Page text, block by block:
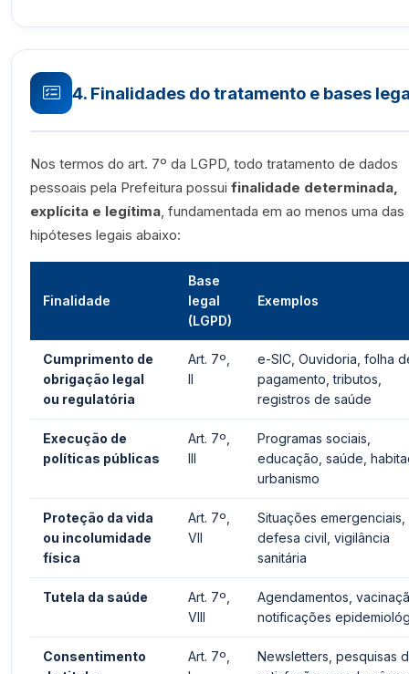
4. Finalidades do tratamento e bases
Nos termos do art. 7º da LGPD, todo tratamento de dados
pessoais pela Prefeitura possui finalidade determinada,
explícita e legítima, fundamentada em ao menos uma das
hipóteses legais abaixo:
Finalidade
Base
legal
(LGPD)
Exemplos
Cumprimento de
obrigação legal
ou regulatória
Art. 7º,
II
e-SIC, Ouvidoria, folha
pagamento, tributos,
registros de saúde
Execução de
políticas públicas
Art. 7º,
III
Programas sociais,
educação, saúde,
urbanismo
Proteção da vida
ou incolumidade
física
Art. 7º,
VII
Situações emergenciais,
defesa civil, vigilância
sanitária
Tutela da saúde
Art. 7º,
VIII
Agendamentos,
notificações
Consentimento
Art. 7º,
Newsletters, pesquisas